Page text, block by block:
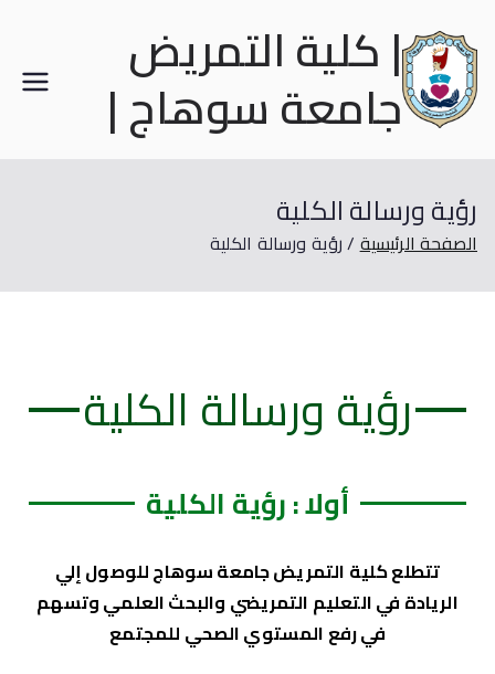
| كلية التمريض
جامعة سوهاج |
رؤية ورسالة الكلية
الصفحة الرئيسية رؤية ورسالة الكلية
رؤية ورسالة الكلية
أولا : رؤية الكلية
تتطلع كلية التمريض جامعة سوهاج للوصول إلي
الريادة في التعليم التمريضي والبحث العلمي وتسهم
في رفع المستوي الصحي للمجتمع